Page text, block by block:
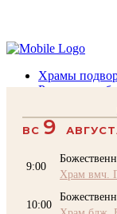
Храмы
Расписание
Воскресная
КОНТАКТЫ
Помочь
ВС 9
9:00
Храм вмч.
10:00